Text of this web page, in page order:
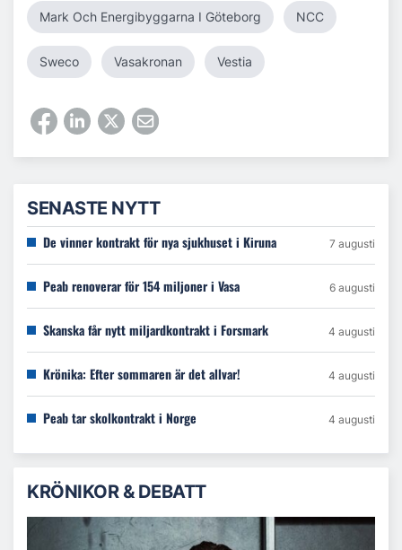
Mark Och Energibyggarna I Göteborg NCC
Sweco Vasakronan Vestia
SENASTE NYTT
De vinner kontrakt för nya sjukhuset i Kiruna 7 augusti
Peab renoverar för 154 miljoner i Vasa 6 augusti
Skanska får nytt miljardkontrakt i Forsmark 4 augusti
Krönika: Efter sommaren är det allvar! 4 augusti
Peab tar skolkontrakt i Norge 4 augusti
KRÖNIKOR & DEBATT